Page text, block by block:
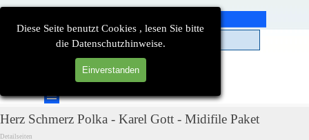
Diese Seite benutzt Cookies , lesen Sie bitte
die Datenschutzhinweise.
Einverstanden
Direkt zum Seiteninhalt
Menü überspringen
Herz Schmerz Polka - Karel Gott - Midifile Paket
Detailseiten